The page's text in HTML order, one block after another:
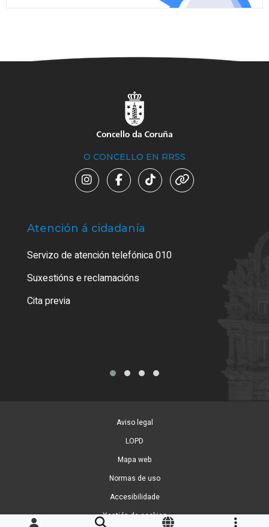
O CONCELLO EN RRSS
Atención á cidadanía
Servizo de atención telefónica 010
Suxestións e reclamacións
Cita previa
Aviso legal
LOPD
Mapa web
Normas de uso
Accesibilidade
Xestión de cookies